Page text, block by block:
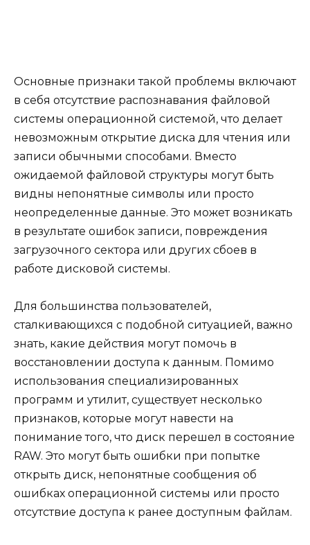
Основные признаки такой проблемы включают
в себя отсутствие распознавания файловой
системы операционной системой, что делает
невозможным открытие диска для чтения или
записи обычными способами. Вместо
ожидаемой файловой структуры могут быть
видны непонятные символы или просто
неопределенные данные. Это может возникать
в результате ошибок записи, повреждения
загрузочного сектора или других сбоев в
работе дисковой системы.
Для большинства пользователей,
сталкивающихся с подобной ситуацией, важно
знать, какие действия могут помочь в
восстановлении доступа к данным. Помимо
использования специализированных
программ и утилит, существует несколько
признаков, которые могут навести на
понимание того, что диск перешел в состояние
RAW. Это могут быть ошибки при попытке
открыть диск, непонятные сообщения об
ошибках операционной системы или просто
отсутствие доступа к ранее доступным файлам.